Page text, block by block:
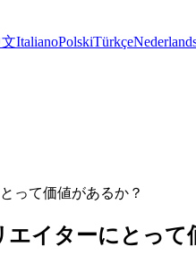
ItalianoPolskiTürkçe
って価値があるか？
イターにとって